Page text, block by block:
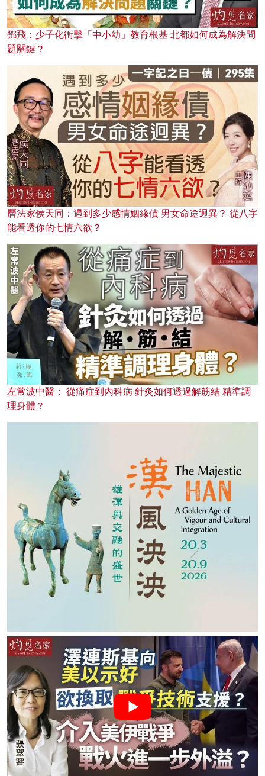
鄧飛：少子化衝擊「中小幼」教育根基 北都如何成為解決問
題關鍵？
曆法家侯天同：遇到多少感情姻緣債 男女命途迥異？ 從八字
能看透你的七情六欲？
左常波中醫： 從痛症到內科病 針灸如何透過解筋結 精準調
理身體？